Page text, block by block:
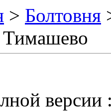
> Болтовня